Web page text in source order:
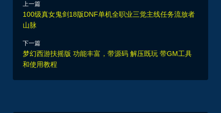
上一篇
100级真女鬼剑18版DNF单机全职业三觉主线任务流放者
山脉
下一篇
梦幻西游扶摇版 功能丰富，带源码 解压既玩 带GM工具
和使用教程